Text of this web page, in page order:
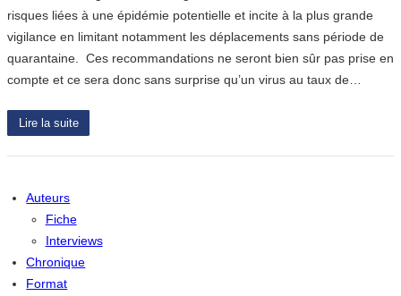
risques liées à une épidémie potentielle et incite à la plus grande
vigilance en limitant notamment les déplacements sans période de
quarantaine. Ces recommandations ne seront bien sûr pas prise en
compte et ce sera donc sans surprise qu’un virus au taux de…
Lire la suite
Auteurs
Fiche
Interviews
Chronique
Format